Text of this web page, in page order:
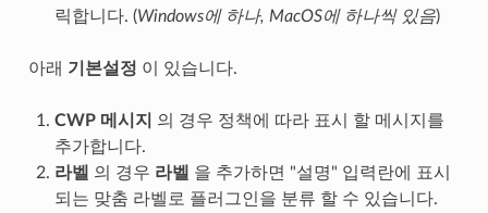
릭합니다. (Windows에 하나, MacOS에 하나씩 있음)
아래 기본설정 이 있습니다.
CWP 메시지
의 경우 정책에 따라 표시 할 메시지를
추가합니다.
라벨 의 경우 라벨 을 추가하면 "설명" 입력란에 표시
되는 맞춤 라벨로 플러그인을 분류 할 수 있습니다.